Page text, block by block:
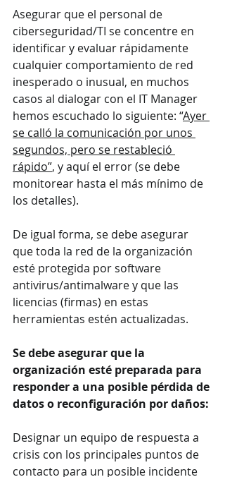
Asegurar que el personal de
ciberseguridad/TI se concentre en
identificar y evaluar rápidamente
cualquier comportamiento de red
inesperado o inusual, en muchos
casos al dialogar con el IT Manager
hemos escuchado lo siguiente: “Ayer
se calló la comunicación por unos
segundos, pero se restableció
rápido”, y aquí el error (se debe
monitorear hasta el más mínimo de
los detalles).
De igual forma, se debe asegurar
que toda la red de la organización
esté protegida por software
antivirus/antimalware y que las
licencias (firmas) en estas
herramientas estén actualizadas.
Se debe asegurar que la
organización esté preparada para
responder a una posible pérdida de
datos o reconfiguración por daños:
Designar un equipo de respuesta a
crisis con los principales puntos de
contacto para un posible incidente